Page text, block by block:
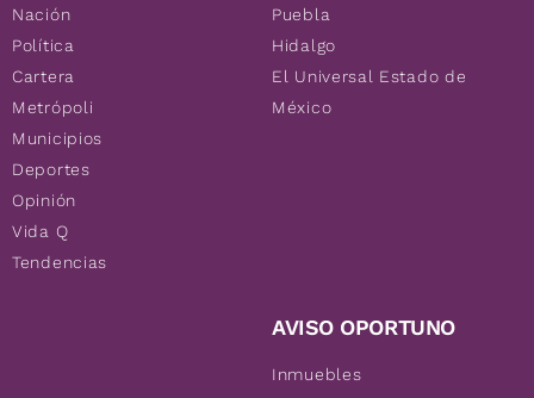
Nación
Política
Cartera
Metrópoli
Municipios
Deportes
Opinión
Vida Q
Tendencias
Puebla
Hidalgo
El Universal Estado de
México
AVISO OPORTUNO
Inmuebles